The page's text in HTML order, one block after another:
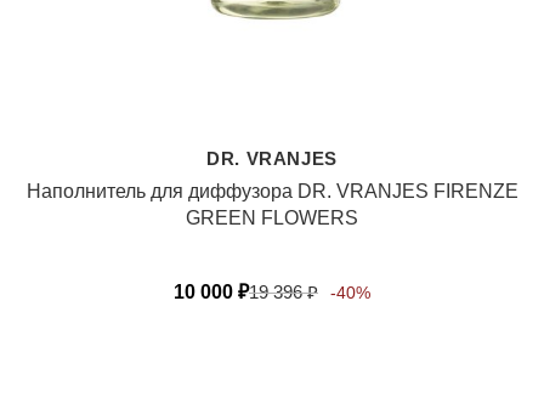
DR. VRANJES
Наполнитель для диффузора DR. VRANJES FIRENZE
GREEN FLOWERS
10 000 ₽19 396₽ -40%